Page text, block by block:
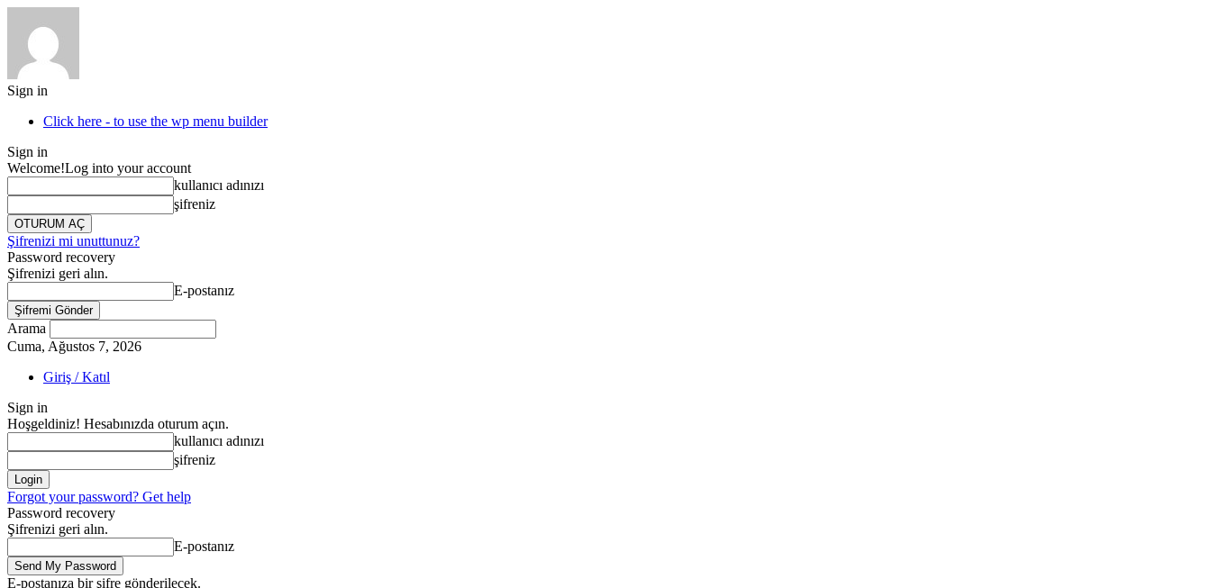
Sign in
Click here - to use the wp menu builder
Sign in
Welcome!Log into your account
kullanıcı adınızı
şifreniz
Şifrenizi mi unuttunuz?
Password recovery
Şifrenizi geri alın.
E-postanız
Arama
Cuma, Ağustos 7, 2026
Giriş / Katıl
Sign in
Hoşgeldiniz! Hesabınızda oturum açın.
kullanıcı adınızı
şifreniz
Forgot your password? Get help
Password recovery
Şifrenizi geri alın.
E-postanız
E-postanıza bir şifre gönderilecek.